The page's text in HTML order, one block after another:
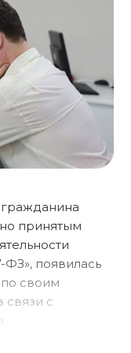
гражданина
принятым
ФЗ», появилась
по своим
связи с